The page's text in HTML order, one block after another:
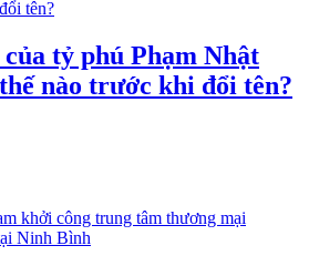
tỷ phú Phạm Nhật
nào trước khi đổi tên?